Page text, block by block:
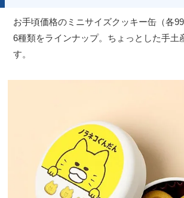
お手頃価格のミニサイズクッキー缶（各
6種類をラインナップ。ちょっとした手土
す。